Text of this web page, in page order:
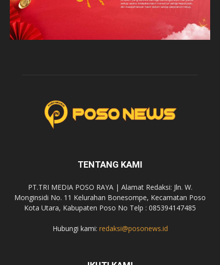
TENTANG KAMI
PT.TRI MEDIA POSO RAYA | Alamat Redaksi: Jln. W.
Monginsidi No. 11 Kelurahan Bonesompe, Kecamatan Poso
Kota Utara, Kabupaten Poso No Telp : 085394147485
Hubungi kami: redaksi@posonews.id